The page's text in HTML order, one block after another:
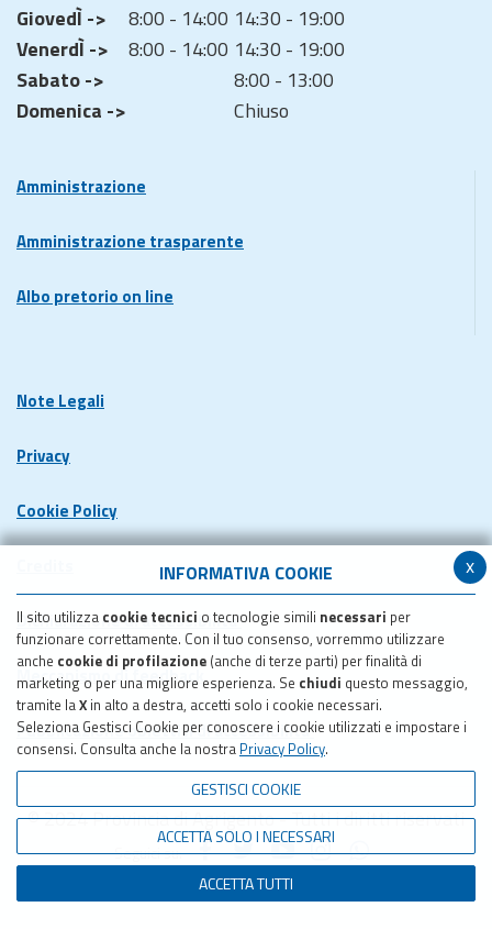
x
INFORMATIVA COOKIE
Il sito utilizza cookie tecnici o tecnologie simili necessari per
funzionare correttamente. Con il tuo consenso, vorremmo utilizzare
anche cookie di profilazione (anche di terze parti) per finalità di
marketing o per una migliore esperienza. Se chiudi questo messaggio,
tramite laX in alto a destra, accetti solo i cookie necessari.
Seleziona Gestisci Cookie per conoscere i cookie utilizzati e impostare i
consensi. Consulta anche la nostra Privacy Policy.
GESTISCI COOKIE
ACCETTA SOLO I NECESSARI
ACCETTA TUTTI
GiovedÌ ->
8:00 - 14:00 14:30 - 19:00
VenerdÌ ->
8:00 - 14:00 14:30 - 19:00
Sabato ->
8:00 - 13:00
Domenica ->
Chiuso
Amministrazione
Amministrazione trasparente
Albo pretorio on line
Note Legali
Privacy
Cookie Policy
Dichiarazione di accessibilita'
Meccanismo di feedback
Pubblicazione obiettivi di accessibilita'
© 2024 Provincia di Agrigento - Tutti i diritti riservati
Seguici su: